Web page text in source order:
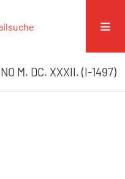
M. DC. XXXII. (I-1497)